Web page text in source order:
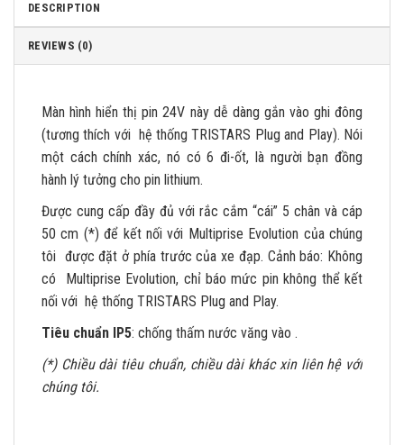
DESCRIPTION
REVIEWS (0)
Màn hình hiển thị pin 24V này dễ dàng gắn vào ghi đông
(tương thích với hệ thống TRISTARS Plug and Play). Nói
một cách chính xác, nó có 6 đi-ốt, là người bạn đồng
hành lý tưởng cho pin lithium.
Được cung cấp đầy đủ với rắc cắm “cái” 5 chân và cáp
50 cm (*) để kết nối với Multiprise Evolution của chúng
tôi được đặt ở phía trước của xe đạp. Cảnh báo: Không
có Multiprise Evolution, chỉ báo mức pin không thể kết
nối với hệ thống TRISTARS Plug and Play.
Tiêu chuẩn IP5: chống thấm nước văng vào .
(*) Chiều dài tiêu chuẩn, chiều dài khác xin liên hệ với
chúng tôi.